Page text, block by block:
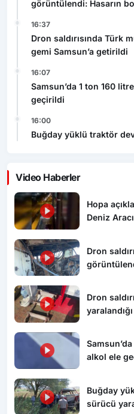
Dron saldırısında Türk
gemi Samsun’a getirildi
16:07
Samsun’da 1 ton 160
geçirildi
16:00
Buğday yüklü traktör
Dron
çıktı
Dron
Buğday